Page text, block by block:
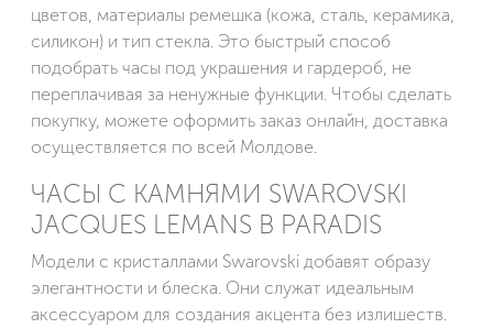
цветов, материалы ремешка (кожа, сталь, керамика,
силикон) и тип стекла. Это быстрый способ
подобрать часы под украшения и гардероб, не
переплачивая за ненужные функции. Чтобы сделать
покупку, можете оформить заказ онлайн, доставка
осуществляется по всей Молдове.
ЧАСЫ С КАМНЯМИ SWAROVSKI
JACQUES LEMANS В PARADIS
Модели с кристаллами Swarovski добавят образу
элегантности и блеска. Они служат идеальным
аксессуаром для создания акцента без излишеств.